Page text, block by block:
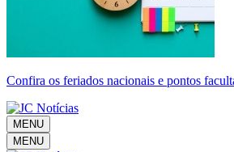
Confira os feriados nacionais e pontos
MENU
MENU